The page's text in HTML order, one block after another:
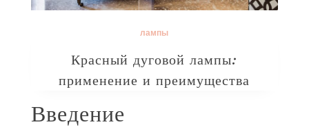
лампы
Красный дуговой лампы:
применение и преимущества
Введение